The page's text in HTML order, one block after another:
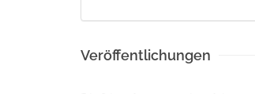
Veröffentlichungen